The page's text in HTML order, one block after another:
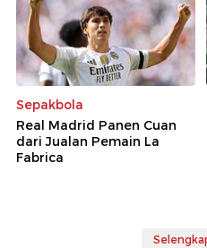
Sepakbola
Real Madrid Panen Cuan
dari Jualan Pemain La
Fabrica